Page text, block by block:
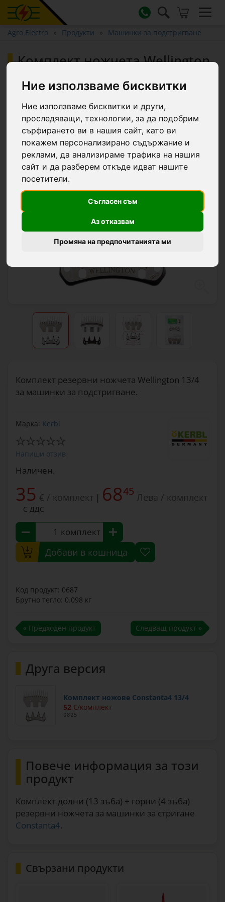
Ние използваме бисквитки
Ние използваме бисквитки и други,
проследяващи, технологии, за да подобрим
сърфирането ви в нашия сайт, като ви
покажем персонализирано съдържание и
реклами, да анализираме трафика на нашия
сайт и да разберем откъде идват нашите
посетители.
Съгласен съм
Аз отказвам
Промяна на предпочитанията ми
Agro Electro Продукти Машинки за подстригване
Комплект ножчета Wellington
Комплект резервни ножчета Wellington 13/4
за машинки за подстригване.
Марка: Kerbl
Напиши отзив
Наличен.
35 € / комплект | 6845 Лева / комплект
С ДДС
комплект
Добави в кошница
Код продукт: 0687
Брутно тегло: 0.098 кг
« Предходен продукт Следващ продукт »
Друга версия
Комплект ножове Constanta4 13/4
52 €/комплект
0825
Повече информация за този
продукт
Комплект долни (13 зъба) + горни (4 зъба)
резервни ножчета за машинки за стригане
Constanta4.
Свързани продукти